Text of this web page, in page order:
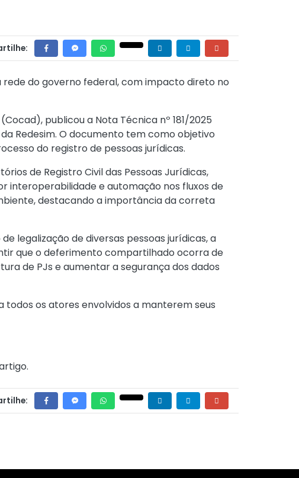
rede do governo federal, com impacto direto no
publicou a Nota Técnica nº 181/2025
Redesim. O documento tem como objetivo
do registro de pessoas jurídicas.
de Registro Civil das Pessoas Jurídicas,
interoperabilidade e automação nos fluxos de
destacando a importância da correta
legalização de diversas pessoas jurídicas, a
que o deferimento compartilhado ocorra de
de PJs e aumentar a segurança dos dados
os atores envolvidos a manterem seus